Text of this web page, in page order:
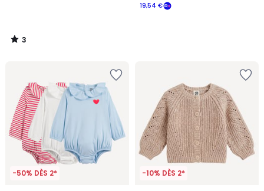
3
/
19,54 €
-50% DÈS 2* -10% DÈS 2*